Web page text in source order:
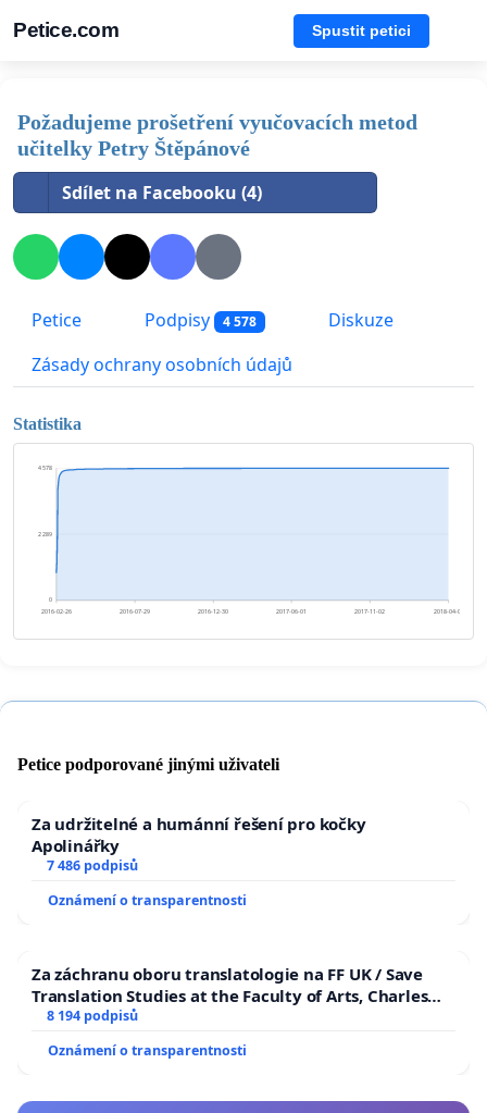
Petice.com Spustit petici
Požadujeme prošetření vyučovacích metod
učitelky Petry Štěpánové
Sdílet na Facebooku (4)
Petice Podpisy 4 578
Diskuze
Zásady ochrany osobních údajů
Statistika
0
2 289
4 578
2016-02-26 2016-07-29 2016-12-30 2017-06-01 2017-11-02 2018-04-05
Petice podporované jinými uživateli
Za udržitelné a humánní řešení pro kočky
Apolinářky
7 486 podpisů
Oznámení o transparentnosti
Za záchranu oboru translatologie na FF UK / Save
Translation Studies at the Faculty of Arts, Charles
University
8 194 podpisů
Oznámení o transparentnosti